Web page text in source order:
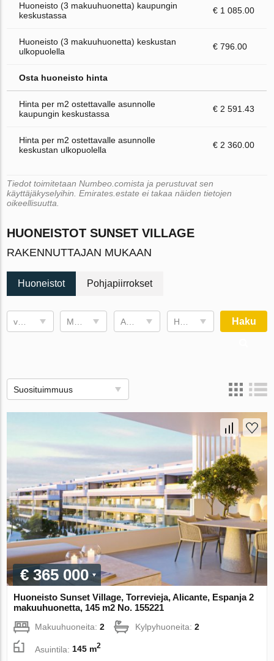
Huoneisto (3 makuuhuonetta) kaupungin
keskustassa
€ 1 085.00
Huoneisto (3 makuuhuonetta) keskustan
ulkopuolella
€ 796.00
Osta huoneisto hinta
Hinta per m2 ostettavalle asunnolle
kaupungin keskustassa
€ 2 591.43
Hinta per m2 ostettavalle asunnolle
keskustan ulkopuolella
€ 2 360.00
Tiedot toimitetaan Numbeo.comista ja perustuvat sen
käyttäjäkyselyihin. Emirates.estate ei takaa näiden tietojen
oikeellisuutta.
HUONEISTOT SUNSET VILLAGE
RAKENNUTTAJAN MUKAAN
Huoneistot Pohjapiirrokset
Asuintila Haku
Suosituimmuus
€ 365 000
Huoneisto Sunset Village, Torrevieja, Alicante, Espanja 2
makuuhuonetta, 145 m2 No. 155221
Makuuhuoneita:2 Kylpyhuoneita:2
Asuintila:145 m2